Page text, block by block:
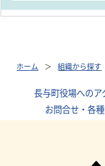
ホーム 組織から探す
長与町役場へのア
お問合せ・各